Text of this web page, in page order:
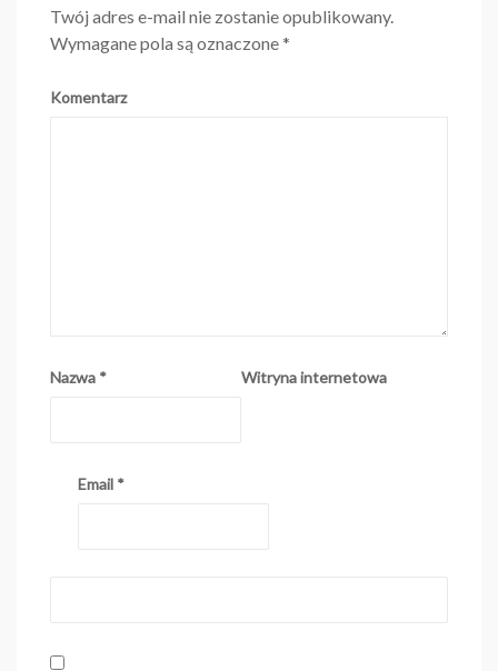
Twój adres e-mail nie zostanie opublikowany.
Wymagane pola są oznaczone*
Komentarz
Nazwa *
Email *
Witryna internetowa